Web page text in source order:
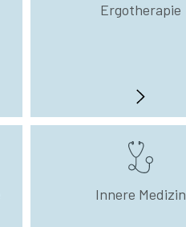
Ergotherapie
Innere Medizin